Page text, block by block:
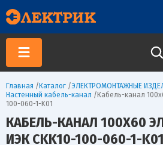
Главная /Каталог /ЭЛЕКТРОМОНТАЖНЫЕ
Настенный кабель-канал /Кабель-канал
100-060-1-K01
КАБЕЛЬ-КАНАЛ 100Х60
ИЭК CKK10-100-060-1-K01